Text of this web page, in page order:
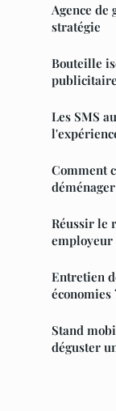
Agence de
stratégie
Bouteille
Les SMS
Comment
Réussir le
employeur
Entretien
économies
Stand
déguster